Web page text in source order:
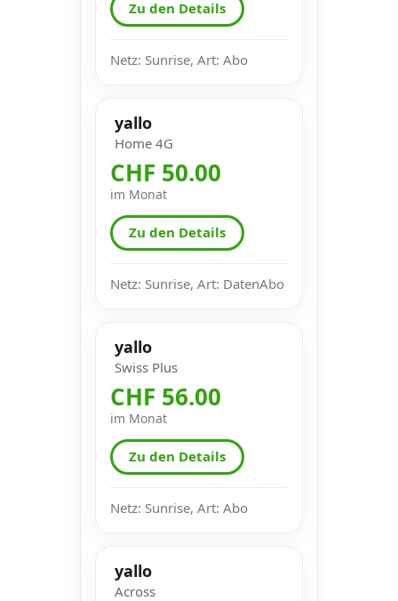
Zu den Details
Netz: Sunrise, Art: Abo
yallo
Home 4G
CHF 50.00
im Monat
Zu den Details
Netz: Sunrise, Art: DatenAbo
yallo
Swiss Plus
CHF 56.00
im Monat
Zu den Details
Netz: Sunrise, Art: Abo
yallo
Across